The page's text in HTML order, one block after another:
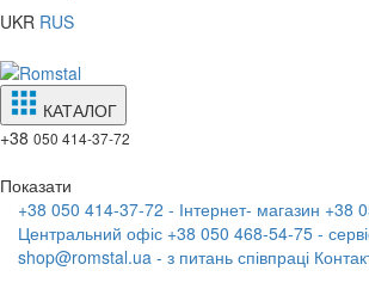
UKR RUS
КАТАЛОГ
+38 050 414-37-72
Показати
+38 050 414-37-72 - Інтернет- магазин +38
Центральний офіс +38 050 468-54-75 -
shop@romstal.ua - з питань співпраці